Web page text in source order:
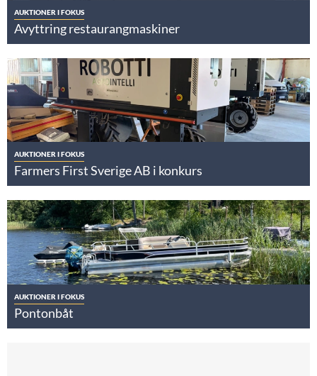
AUKTIONER I FOKUS
Avyttring restaurangmaskiner
AUKTIONER I FOKUS
Farmers First Sverige AB i konkurs
AUKTIONER I FOKUS
Pontonbåt